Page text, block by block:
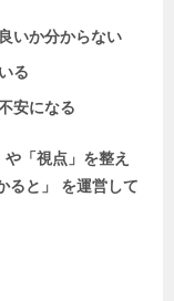
いか分からない
る
安になる
「視点」を整え
ると」 を運営して